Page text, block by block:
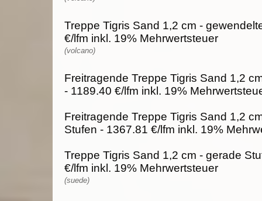
Treppe Tigris Sand 1,2 cm -
€/lfm inkl. 19% Mehrwertsteuer
(volcano)
Freitragende Treppe Tigris Sand 1,2
- 1189.40 €/lfm inkl. 19%
Freitragende Treppe Tigris Sand 1,2
Stufen - 1367.81 €/lfm inkl. 19%
Treppe Tigris Sand 1,2 cm - gerade
€/lfm inkl. 19% Mehrwertsteuer
(suede)